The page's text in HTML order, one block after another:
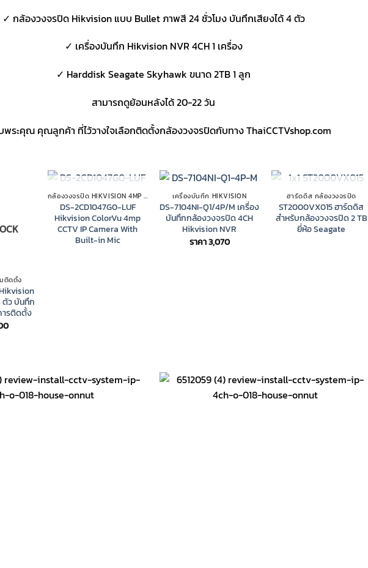
✓ กล้องวงจรปิด Hikvision แบบ Bullet ภาพสี 24 ชั่วโมง บันทึกเสียงได้ 4 ตัว
✓ เครื่องบันทึก Hikvision NVR 4CH 1 เครื่อง
✓ Harddisk Seagate Skyhawk ขนาด 2TB 1 ลูก
สามารถดูย้อนหลังได้ 20-22 วัน
พระคุณ คุณลูกค้า ที่ไว้วางใจเลือกติดตั้งกล้องวงจรปิดกับทาง ThaiCCTVshop.com
ติดตั้ง
ตัว บันทึก
ารติดตั้ง
OUT OF STOCK กล้องวงจรปิด HIKVISION 4MP COLORVU IP CAMERA
DS-2CD1047G0-LUF
Hikvision ColorVu 4mp
CCTV IP Camera With
Built-in Mic
เครื่องบันทึก HIKVISION
DS-7104NI-Q1/4P/M เครื่อง
บันทึกกล้องวงจรปิด 4CH
Hikvision NVR
ราคา3,070
OUT OF STOCK
ฮาร์ดดิส กล้องวงจรปิด
ST2000VX015 ฮาร์ดดิส
สำหรับกล้องวงจรปิด 2 TB
ยี่ห้อ Seagate